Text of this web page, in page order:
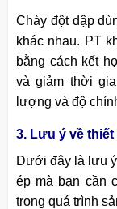
Chày đột dập
khác nhau. PT
bằng cách kết
và giảm thời
lượng và độ
3. Lưu ý về
Dưới đây là lưu
ép mà bạn cần
trong quá trình